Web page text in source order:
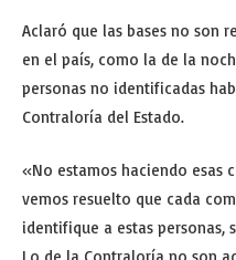
Aclaró que las bases no son
en el país, como la de la
personas no identificadas
Contraloría del Estado.
«No estamos haciendo esas
vemos resuelto que cada
identifique a estas personas,